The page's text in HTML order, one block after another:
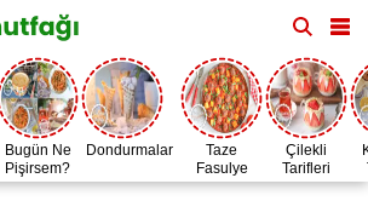
Bugün Ne
Pişirsem?
Dondurmalar
Taze
Fasulye
Zamanı
Çilekli
Tarifleri